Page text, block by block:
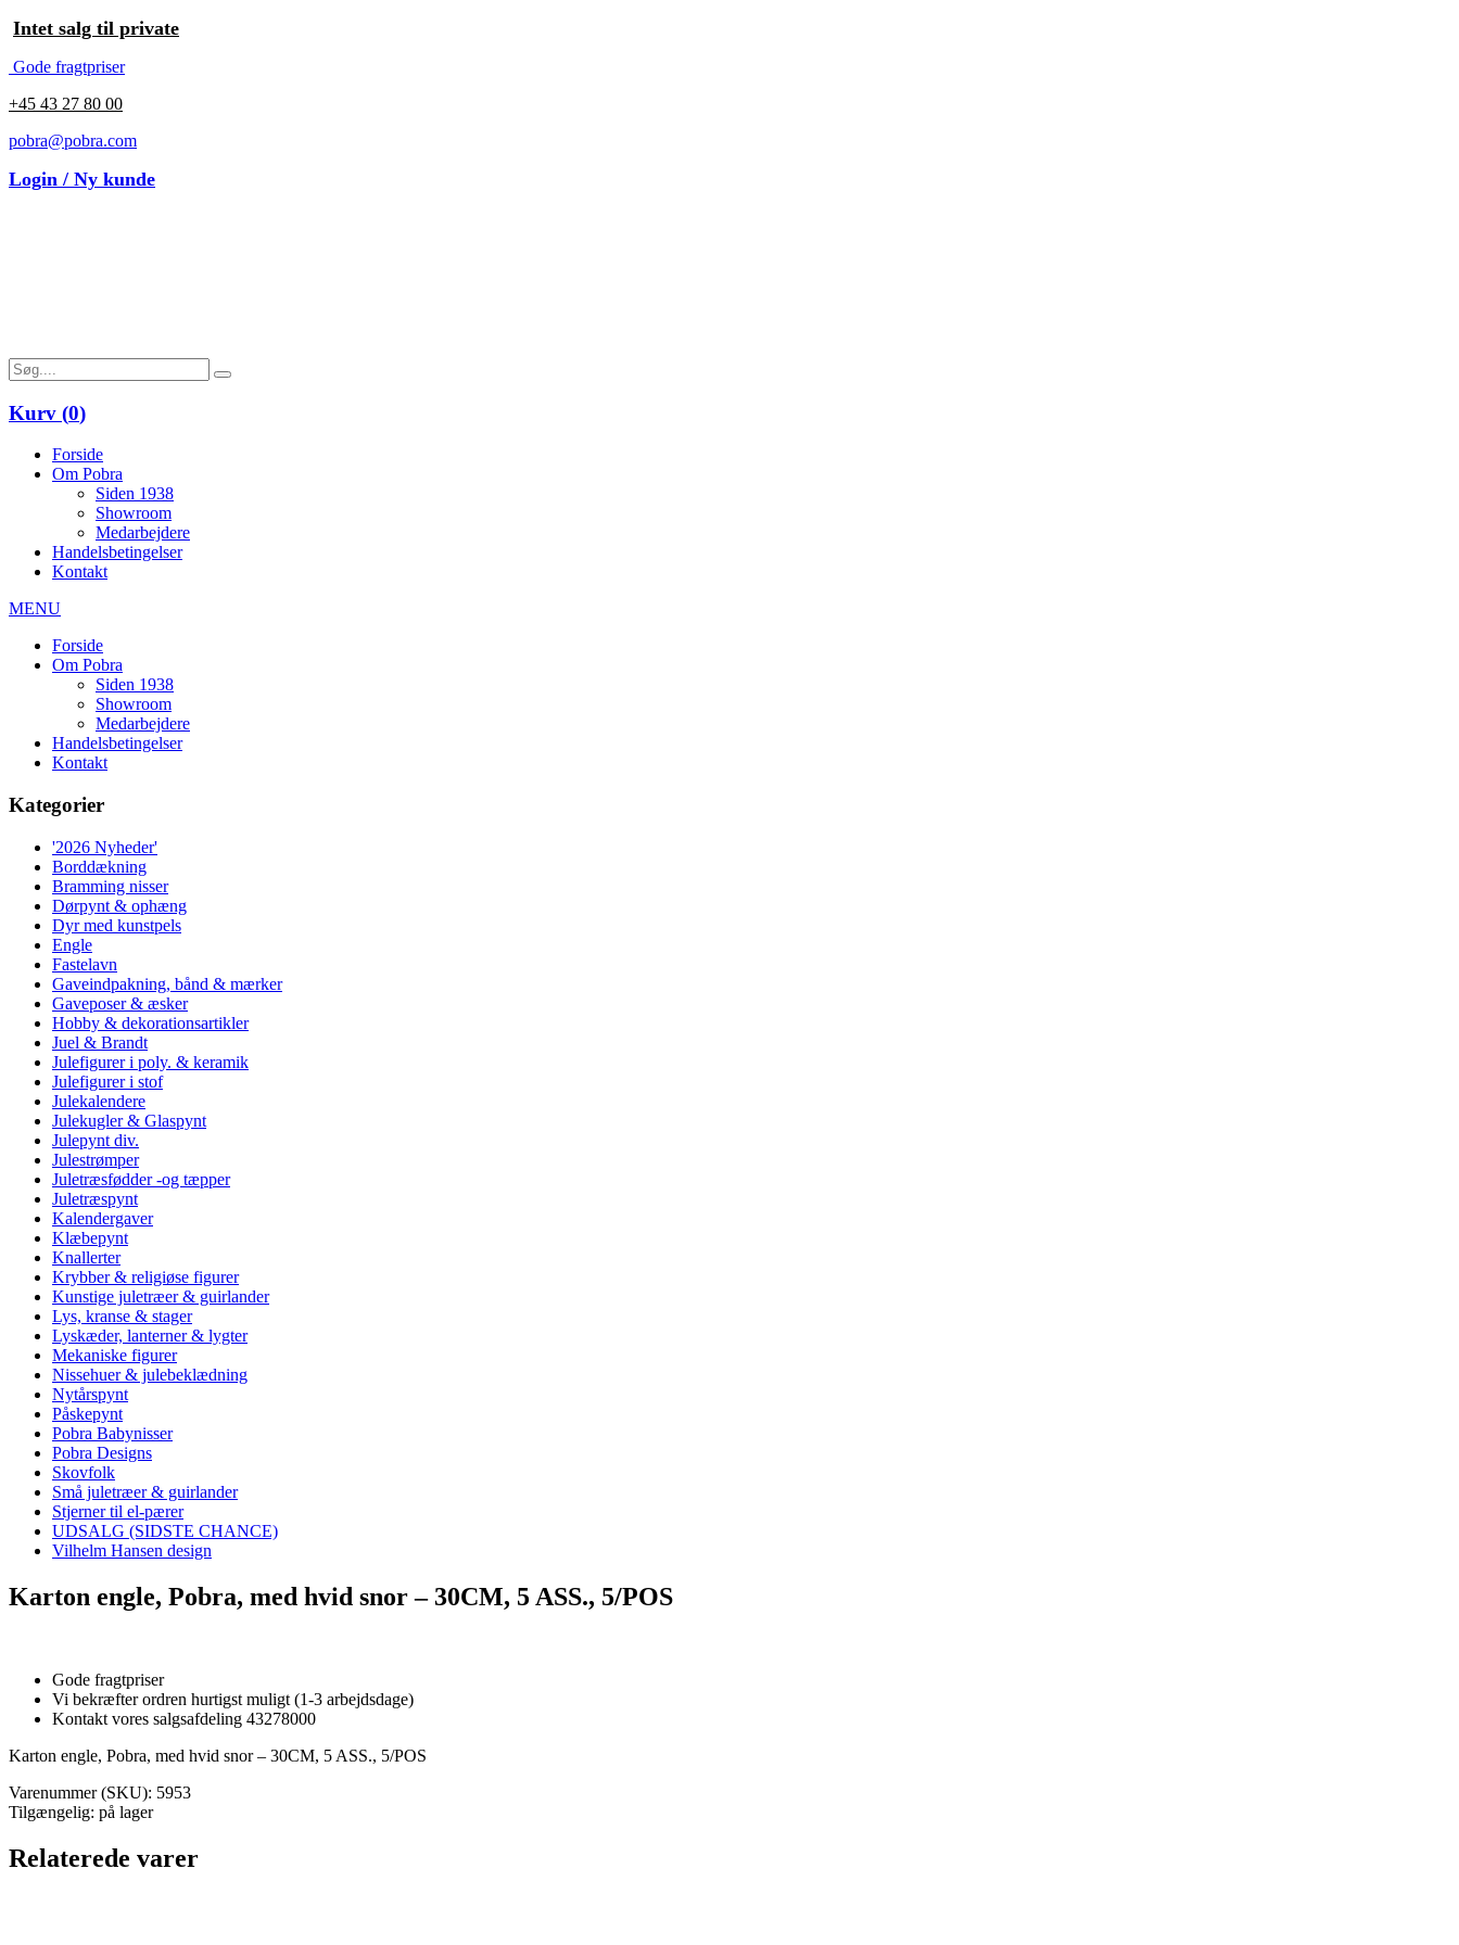
Intet salg til private
Gode fragtpriser
+45 43 27 80 00
pobra@pobra.com
Login / Ny kunde
Kurv (0)
Forside
Om Pobra
Siden 1938
Showroom
Medarbejdere
Handelsbetingelser
Kontakt
MENU
Forside
Om Pobra
Siden 1938
Showroom
Medarbejdere
Handelsbetingelser
Kontakt
Kategorier
'2026 Nyheder'
Borddækning
Bramming nisser
Dørpynt & ophæng
Dyr med kunstpels
Engle
Fastelavn
Gaveindpakning, bånd & mærker
Gaveposer & æsker
Hobby & dekorationsartikler
Juel & Brandt
Julefigurer i poly. & keramik
Julefigurer i stof
Julekalendere
Julekugler & Glaspynt
Julepynt div.
Julestrømper
Juletræsfødder -og tæpper
Juletræspynt
Kalendergaver
Klæbepynt
Knallerter
Krybber & religiøse figurer
Kunstige juletræer & guirlander
Lys, kranse & stager
Lyskæder, lanterner & lygter
Mekaniske figurer
Nissehuer & julebeklædning
Nytårspynt
Påskepynt
Pobra Babynisser
Pobra Designs
Skovfolk
Små juletræer & guirlander
Stjerner til el-pærer
UDSALG (SIDSTE CHANCE)
Vilhelm Hansen design
Karton engle, Pobra, med hvid snor – 30CM, 5 ASS., 5/POS
Gode fragtpriser
Vi bekræfter ordren hurtigst muligt (1-3 arbejdsdage)
Kontakt vores salgsafdeling 43278000
Karton engle, Pobra, med hvid snor – 30CM, 5 ASS., 5/POS
Varenummer (SKU): 5953
Tilgængelig: på lager
Relaterede varer